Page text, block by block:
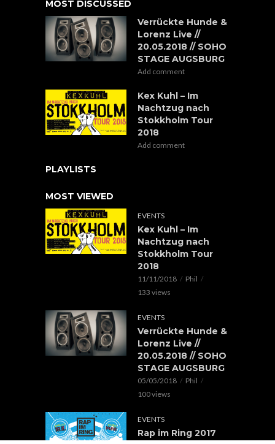
MOST DISCUSSED
Verrückte Hunde &
Lorenz Live //
20.05.2018 // SOHO
STAGE AUGSBURG
Add comment
Kex Kuhl – Im
Nachtzug nach
Stokkholm Tour
2018
Add comment
PLAYLISTS
MOST VIEWED
EVENTS
Kex Kuhl – Im
Nachtzug nach
Stokkholm Tour
2018
11/11/2018
Phil
133 views
EVENTS
Verrückte Hunde &
Lorenz Live //
20.05.2018 // SOHO
STAGE AUGSBURG
05/05/2018
Phil
100 views
EVENTS
Rap im Ring 2017